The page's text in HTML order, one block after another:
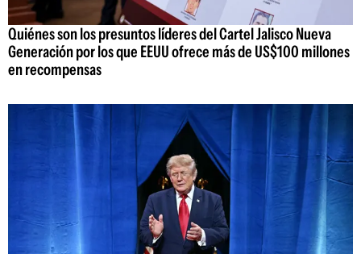
Quiénes son los presuntos líderes del Cartel Jalisco Nueva
Generación por los que EEUU ofrece más de US$100 millones
en recompensas